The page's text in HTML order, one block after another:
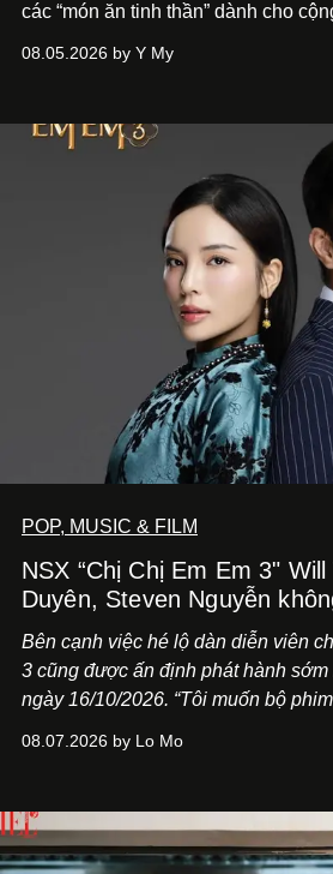
các “món ăn tinh thần” dành cho
phẩm múa đương đại thành hiện
08.05.2026 by Y My
POP, MUSIC & FILM
NSX “Chị Chị Em Em 3"
Duyên, Steven Nguyễn
Bên cạnh việc hé lộ dàn diễn viên
3 cũng được ấn định phát hành
ngày 16/10/2026. “Tôi muốn bộ
Việt Nam”, NSX Will Vũ cho biết.
08.07.2026 by Lo Mo